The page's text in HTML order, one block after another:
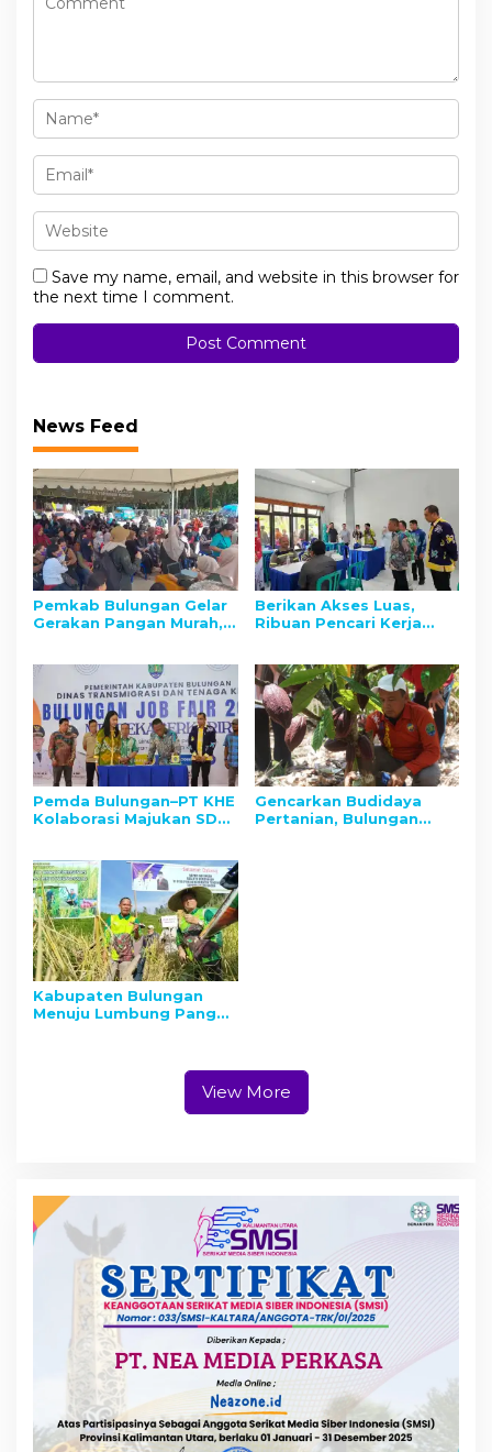
Save my name, email, and website in this browser for
the next time I comment.
News Feed
Pemkab Bulungan Gelar
Gerakan Pangan Murah,
Berikan Akses Luas,
Ribuan Pencari Kerja
Pemda Bulungan–PT KHE
Kolaborasi Majukan SDM
Daerah
Gencarkan Budidaya
Pertanian, Bulungan
Kabupaten Bulungan
Menuju Lumbung Pangan
View More